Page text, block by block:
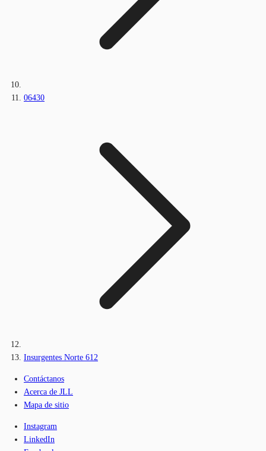
06430
Insurgentes Norte 612
Contáctanos
Acerca de JLL
Mapa de sitio
Instagram
LinkedIn